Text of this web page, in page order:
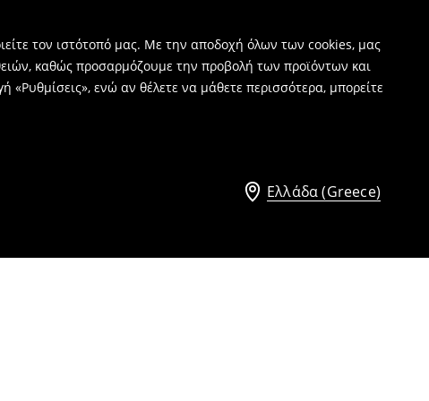
τον ιστότοπό μας. Με την αποδοχή όλων των cookies, μας
καθώς προσαρμόζουμε την προβολή των προϊόντων και
ενώ αν θέλετε να μάθετε περισσότερα, μπορείτε
Ελλάδα (Greece)